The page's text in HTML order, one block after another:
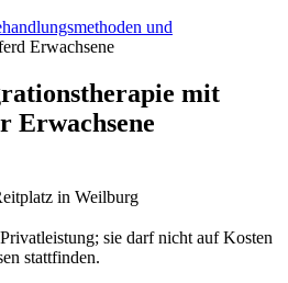
und
Erwachsene
mit
Erwachsene
in Weilburg
sie darf nicht auf Kosten
stattfinden.